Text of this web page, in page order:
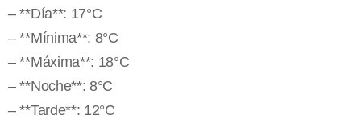
– **Día**: 17°C
– **Mínima**: 8°C
– **Máxima**: 18°C
– **Noche**: 8°C
– **Tarde**: 12°C